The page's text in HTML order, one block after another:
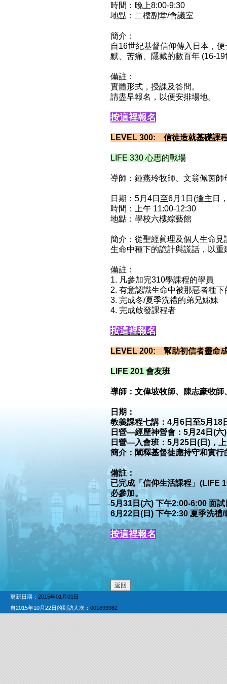
時間：晚上8:00-9:30
地點：二樓副堂/會議室
簡介：
自16世紀基督信仰傳入日本，
默、苦痛、隱藏的數百年 (16-
備註：
實體形式，授課及答問。
請盡早報名，以便安排場地。
按這裡報名
LEVEL 300: 信徒造就基礎課
LIFE 330 心思的戰場
導師：鍾燕玲牧師、文翁佩茵
日期：5月4日至6月1日(逢主日
時間：上午 11:00-12:30
地點：學校六樓綜藝館
簡介：從聖經眞理及個人生命
生命中種下的詭計與謊話，以
備註：
1. 凡參加完310學課程的學員
2. 有意認識生命中被那惡者種
3. 完成冬/夏季洗禮的弟兄姊妹
4. 完成啟發課程者
按這裡報名
LEVEL 200: 幫助初信者靈命
LIFE 201 會友班
導師：文偉坡牧師、陳志豪牧
日期：
教義課程七講：4月6日至5月18
日營—經歷神營會：5月24日(
日營—入會班：5月25日(日)，
簡介：闡釋基督徒應持守和實
備註：
已完成「信仰生活課程」(LIFE
必參加。
5月31日(六) 下午2:00-6:00 面試
6月22日(日) 下午2:30 夏季洗禮/
按這裡報名
更新日期： 2015年01月01日
自2015年10月22日的到訪人次： 001893982